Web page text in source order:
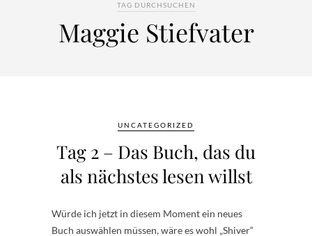
TAG DURCHSUCHEN
Maggie Stiefvater
UNCATEGORIZED
Tag 2 – Das Buch, das du
als nächstes lesen willst
Würde ich jetzt in diesem Moment ein neues
Buch auswählen müssen, wäre es wohl „Shiver“